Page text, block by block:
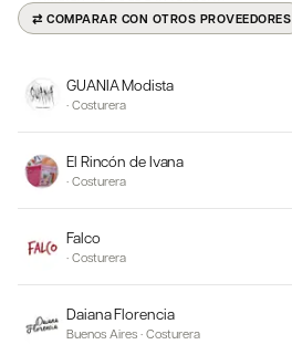
⇄ COMPARAR CON OTROS PROVEEDORES
GUANIA Modista
· Costurera
El Rincón de Ivana
· Costurera
Falco
· Costurera
Daiana Florencia
Buenos Aires · Costurera